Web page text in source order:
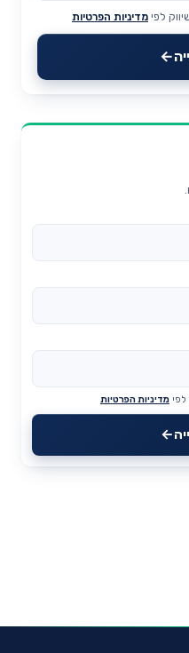
לפי מדיניות הפרטיות
מדיניות הפרטיות